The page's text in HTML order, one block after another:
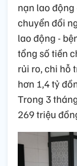
nạn lao
chuyển đổi
lao động -
tổng số tiền
rủi ro, chi hỗ
hơn 1,4 tỷ
Trong 3
269 triệu